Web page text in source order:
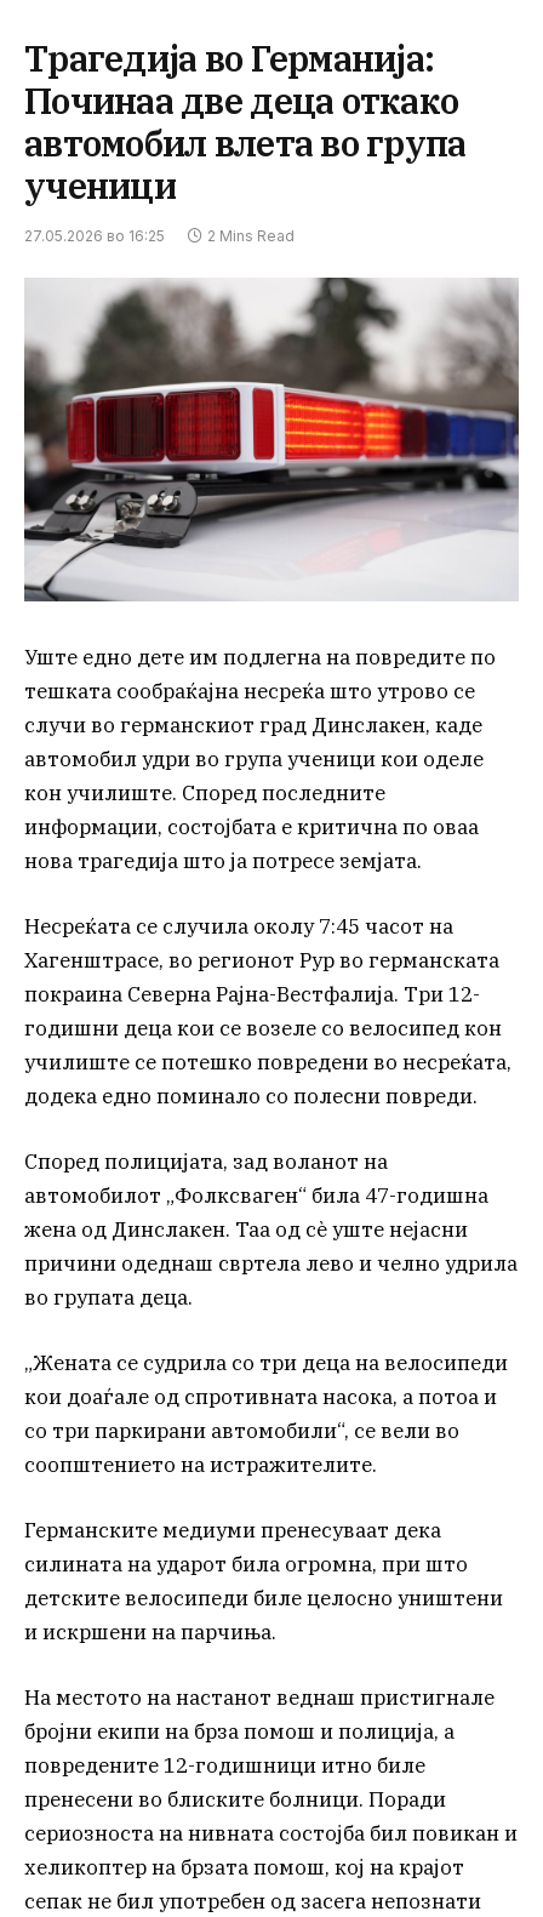
Трагедија во Германија:
Починаа две деца откако
автомобил влета во група
ученици
27.05.2026 во 16:25 2 Mins Read
Уште едно дете им подлегна на повредите по
тешката сообраќајна несреќа што утрово се
случи во германскиот град Динслакен, каде
автомобил удри во група ученици кои оделе
кон училиште. Според последните
информации, состојбата е критична по оваа
нова трагедија што ја потресе земјата.
Несреќата се случила околу 7:45 часот на
Хагенштрасе, во регионот Рур во германската
покраина Северна Рајна-Вестфалија. Три 12-
годишни деца кои се возеле со велосипед кон
училиште се потешко повредени во несреќата,
додека едно поминало со полесни повреди.
Според полицијата, зад воланот на
автомобилот „Фолксваген“ била 47-годишна
жена од Динслакен. Таа од сè уште нејасни
причини одеднаш свртела лево и челно удрила
во групата деца.
„Жената се судрила со три деца на велосипеди
кои доаѓале од спротивната насока, а потоа и
со три паркирани автомобили“, се вели во
соопштението на истражителите.
Германските медиуми пренесуваат дека
силината на ударот била огромна, при што
детските велосипеди биле целосно уништени
и искршени на парчиња.
На местото на настанот веднаш пристигнале
бројни екипи на брза помош и полиција, а
повредените 12-годишници итно биле
пренесени во блиските болници. Поради
сериозноста на нивната состојба бил повикан и
хеликоптер на брзата помош, кој на крајот
сепак не бил употребен од засега непознати